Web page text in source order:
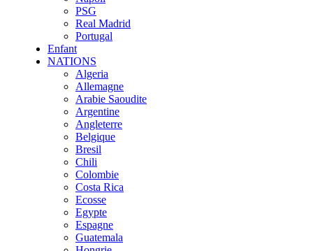
PSG
Real Madrid
Portugal
Enfant
NATIONS
Algeria
Allemagne
Arabie Saoudite
Argentine
Angleterre
Belgique
Bresil
Chili
Colombie
Costa Rica
Ecosse
Egypte
Espagne
Guatemala